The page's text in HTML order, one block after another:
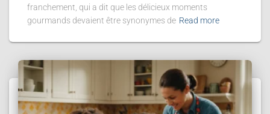
franchement, qui a dit que les délicieux moments
gourmands devaient être synonymes de Read more